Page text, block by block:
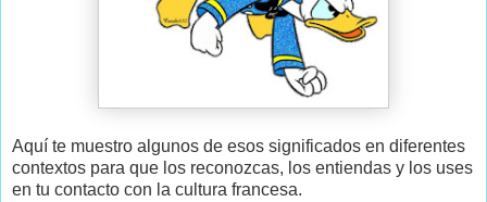
Aquí te muestro algunos de esos significados en diferentes
contextos para que los reconozcas, los entiendas y los uses
en tu contacto con la cultura francesa.